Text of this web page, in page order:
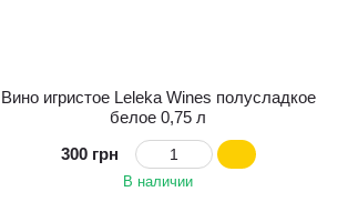
Вино игристое Leleka Wines полусладкое
белое 0,75 л
300 грн
В наличии